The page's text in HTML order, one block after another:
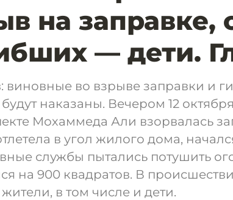
на заправке,
— дети.
виновные во взрыве заправки и
наказаны. Вечером 12
Мохаммеда Али взорвалась
в угол жилого дома,
службы пытались потушить
на 900 квадратов. В
в том числе и дети.